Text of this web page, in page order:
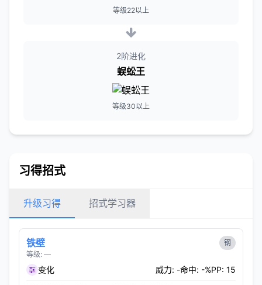
等级22以上
2阶进化
蜈蚣王
等级30以上
习得招式
升级习得 招式学习器
铁壁
等级: —
钢
变化 威力: -命中: -%PP: 15